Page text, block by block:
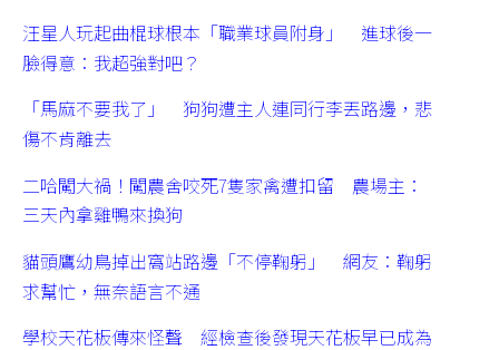
汪星人玩起曲棍球根本「職業球員附身」 進球後一
臉得意：我超強對吧？
「馬麻不要我了」 狗狗遭主人連同行李丟路邊，悲
傷不肯離去
二哈闖大禍！闖農舍咬死7隻家禽遭扣留 農場主：
三天內拿雞鴨來換狗
貓頭鷹幼鳥掉出窩站路邊「不停鞠躬」 網友：鞠躬
求幫忙，無奈語言不通
學校天花板傳來怪聲 經檢查後發現天花板早已成為